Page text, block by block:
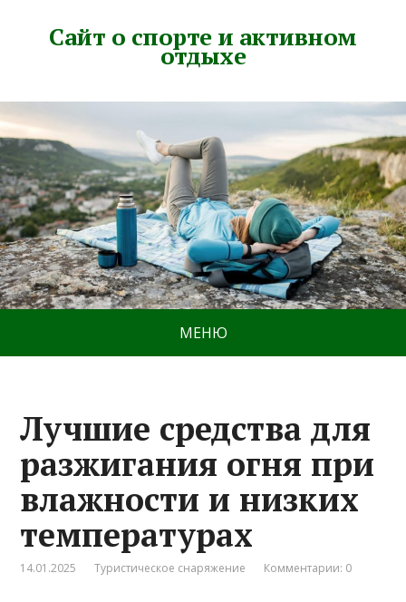
Сайт о спорте и активном
отдыхе
МЕНЮ
Лучшие средства для
разжигания огня при
влажности и низких
температурах
14.01.2025 Туристическое снаряжение Комментарии: 0